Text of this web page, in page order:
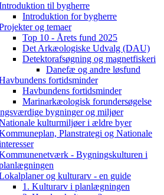
til bygherre
Introduktion for bygherre
og temaer
Top 10 - Årets fund 2025
Det Arkæologiske Udvalg (DAU)
Detektorafsøgning og magnetfiskeri
Danefæ og andre løsfund
fortidsminder
Havbundens fortidsminder
Marinarkæologisk forundersøgelse
bygninger og miljøer
kulturmiljøer i ældre byer
Planstrategi og Nationale
- Bygningskulturen i
og kulturarv - en guide
1. Kulturarv i planlægningen